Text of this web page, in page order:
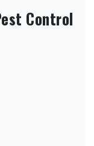
Control